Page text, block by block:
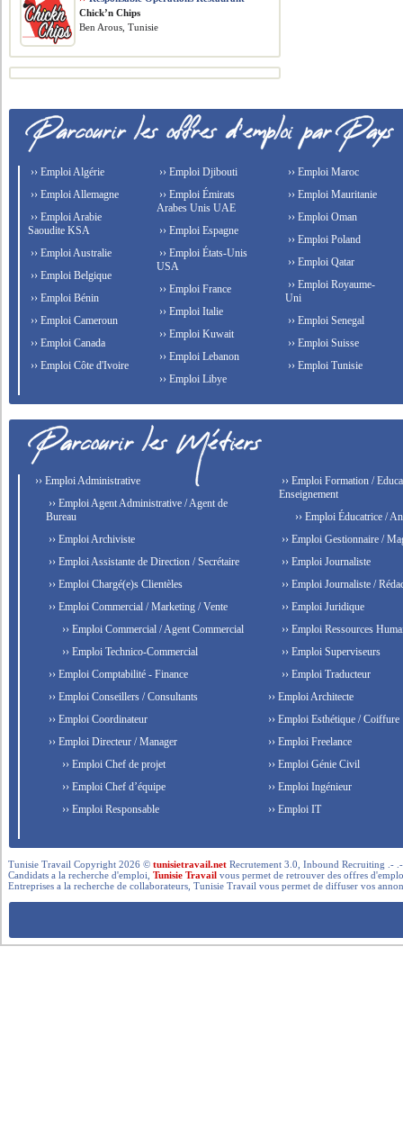
Chick’n Chips
Ben Arous, Tunisie
›› Emploi Algérie
›› Emploi Allemagne
›› Emploi Arabie
Saoudite KSA
›› Emploi Australie
›› Emploi Belgique
›› Emploi Bénin
›› Emploi Cameroun
›› Emploi Canada
›› Emploi Côte d'Ivoire
›› Emploi Djibouti
›› Emploi Émirats
Arabes Unis UAE
›› Emploi Espagne
›› Emploi États-Unis
USA
›› Emploi France
›› Emploi Italie
›› Emploi Kuwait
›› Emploi Lebanon
›› Emploi Libye
›› Emploi Maroc
›› Emploi Mauritanie
›› Emploi Oman
›› Emploi Poland
›› Emploi Qatar
›› Emploi Royaume-
Uni
›› Emploi Senegal
›› Emploi Suisse
›› Emploi Tunisie
›› Emploi Administrative
›› Emploi Agent Administrative / Agent de
Bureau
›› Emploi Archiviste
›› Emploi Assistante de Direction / Secrétaire
›› Emploi Chargé(e)s Clientèles
›› Emploi Commercial / Marketing / Vente
›› Emploi Commercial / Agent Commercial
›› Emploi Technico-Commercial
›› Emploi Comptabilité - Finance
›› Emploi Conseillers / Consultants
›› Emploi Coordinateur
›› Emploi Directeur / Manager
›› Emploi Chef de projet
›› Emploi Chef d’équipe
›› Emploi Responsable
›› Emploi Formation /
Enseignement
›› Emploi Éducatrice /
›› Emploi Gestionnaire /
›› Emploi Journaliste
›› Emploi Journaliste /
›› Emploi Juridique
›› Emploi Ressources
›› Emploi Superviseurs
›› Emploi Traducteur
›› Emploi Architecte
›› Emploi Esthétique / Coiffure
›› Emploi Freelance
›› Emploi Génie Civil
›› Emploi Ingénieur
›› Emploi IT
Tunisie Travail Copyright 2026 ©tunisietravail.net Recrutement 3.0, Inbound Recruiting .-
Candidats a la recherche d'emploi,Tunisie Travail vous permet de retrouver des offres
Entreprises a la recherche de collaborateurs, Tunisie Travail vous permet de diffuser vos